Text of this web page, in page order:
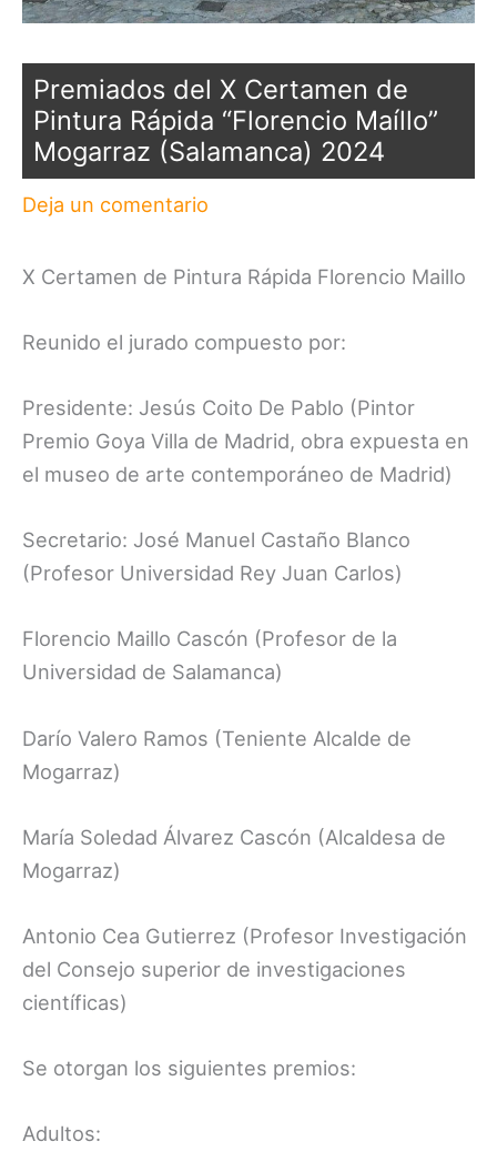
Premiados del X Certamen de
Pintura Rápida “Florencio Maíllo”
Mogarraz (Salamanca) 2024
Deja un comentario
X Certamen de Pintura Rápida Florencio Maillo
Reunido el jurado compuesto por:
Presidente: Jesús Coito De Pablo (Pintor
Premio Goya Villa de Madrid, obra expuesta en
el museo de arte contemporáneo de Madrid)
Secretario: José Manuel Castaño Blanco
(Profesor Universidad Rey Juan Carlos)
Florencio Maillo Cascón (Profesor de la
Universidad de Salamanca)
Darío Valero Ramos (Teniente Alcalde de
Mogarraz)
María Soledad Álvarez Cascón (Alcaldesa de
Mogarraz)
Antonio Cea Gutierrez (Profesor Investigación
del Consejo superior de investigaciones
científicas)
Se otorgan los siguientes premios:
Adultos: